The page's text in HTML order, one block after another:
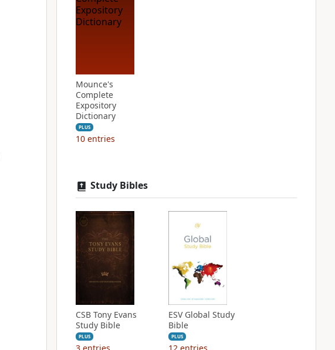
Mounce's
Complete
Expository
Dictionary
PLUS
10 entries
Study Bibles
CSB Tony Evans
Study Bible
PLUS
ESV Global Study
Bible
PLUS